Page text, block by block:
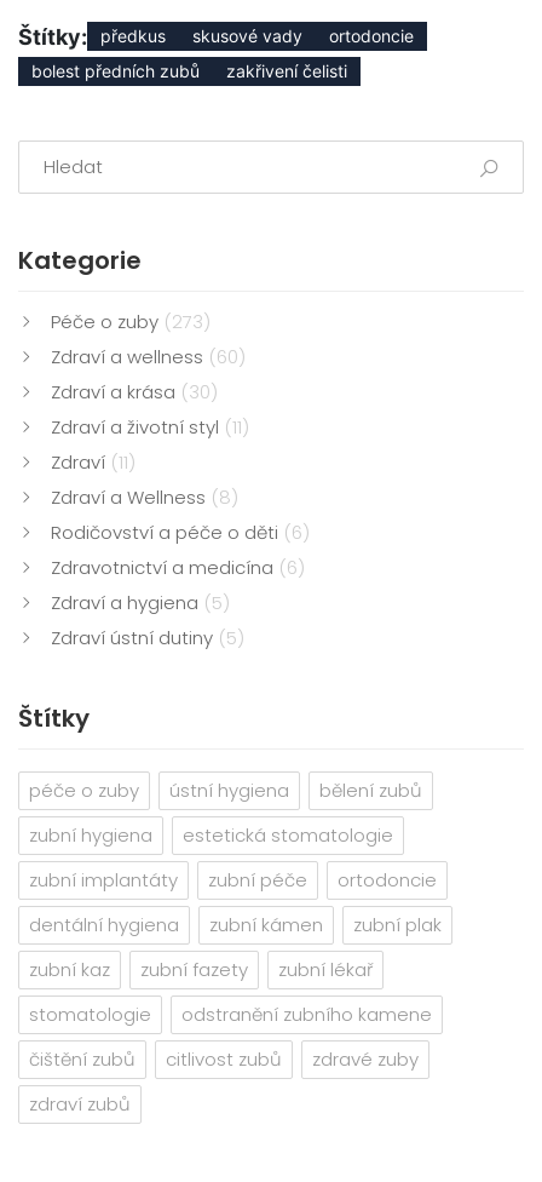
Štítky: předkus skusové vady
ortodoncie
bolest předních zubů
zakřivení čelisti
Kategorie
Péče o zuby (273)
Zdraví a wellness (60)
Zdraví a krása (30)
Zdraví a životní styl (11)
Zdraví (11)
Zdraví a Wellness (8)
Rodičovství a péče o děti (6)
Zdravotnictví a medicína (6)
Zdraví a hygiena (5)
Zdraví ústní dutiny (5)
Štítky
péče o zuby ústní hygiena
bělení zubů
zubní hygiena
estetická stomatologie
zubní implantáty
zubní péče
ortodoncie
dentální hygiena
zubní kámen
zubní plak
zubní kaz
zubní fazety
zubní lékař
stomatologie
odstranění zubního kamene
čištění zubů
citlivost zubů
zdravé zuby
zdraví zubů